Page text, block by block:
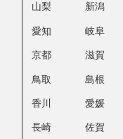
山梨 新潟
愛知 岐阜
京都 滋賀
鳥取 島根
香川 愛媛
長崎 佐賀